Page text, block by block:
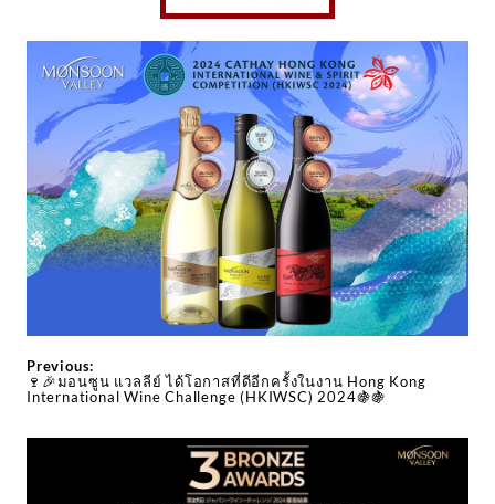
Previous:
🍷🎉มอนซูน แวลลีย์ ได้โอกาสที่ดีอีกครั้งในงาน Hong Kong
International Wine Challenge (HKIWSC) 2024🍇🍇